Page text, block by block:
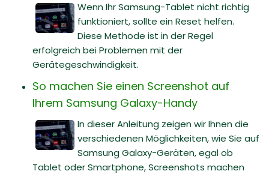
Wenn Ihr Samsung-Tablet nicht richtig
funktioniert, sollte ein Reset helfen.
Diese Methode ist in der Regel
erfolgreich bei Problemen mit der
Gerätegeschwindigkeit.
So machen Sie einen Screenshot auf
Ihrem Samsung Galaxy-Handy
In dieser Anleitung zeigen wir Ihnen die
verschiedenen Möglichkeiten, wie Sie auf
Samsung Galaxy-Geräten, egal ob
Tablet oder Smartphone, Screenshots machen